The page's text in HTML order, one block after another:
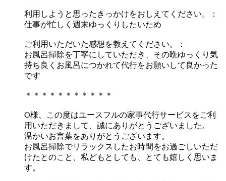
利用しようと思ったきっかけをおしえてください。：
仕事が忙しく週末ゆっくりしたいため
ご利用いただいた感想を教えてください。：
お風呂掃除を丁寧にしていただき、その晩ゆっくり気
持ち良くお風呂につかれて代行をお願いして良かった
です
＊＊＊＊＊＊＊＊＊＊＊
O様、この度はユースフルの家事代行サービスをご利
用いただきまして、誠にありがとうございました。
温かいお言葉をありがとうございます。
お風呂掃除でリラックスしたお時間をお過ごしいただ
けたとのこと、私どもとしても、とても嬉しく思いま
す。